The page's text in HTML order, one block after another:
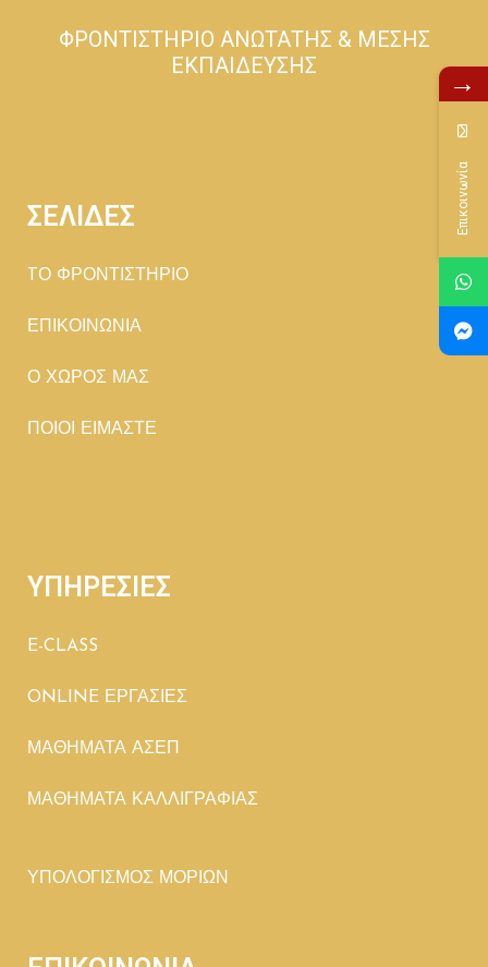
ΦΡΟΝΤΙΣΤΗΡΙΟ ΑΝΩΤΑΤΗΣ & ΜΕΣΗΣ
ΕΚΠΑΙΔΕΥΣΗΣ
ΣΕΛΙΔΕΣ
TΟ ΦΡΟΝΤΙΣΤΗΡΙΟ
ΕΠΙΚΟΙΝΩΝΙΑ
Ο ΧΩΡΟΣ ΜΑΣ
ΠΟΙΟΙ ΕΙΜΑΣΤΕ
ΥΠΗΡΕΣΙΕΣ
E-CLASS
ONLINE ΕΡΓΑΣΙΕΣ
ΜΑΘΗΜΑΤΑ ΑΣΕΠ
ΜΑΘΗΜΑΤΑ ΚΑΛΛΙΓΡΑΦΙΑΣ
ΥΠΟΛΟΓΙΣΜΟΣ ΜΟΡΙΩΝ
→
Επικοινωνία